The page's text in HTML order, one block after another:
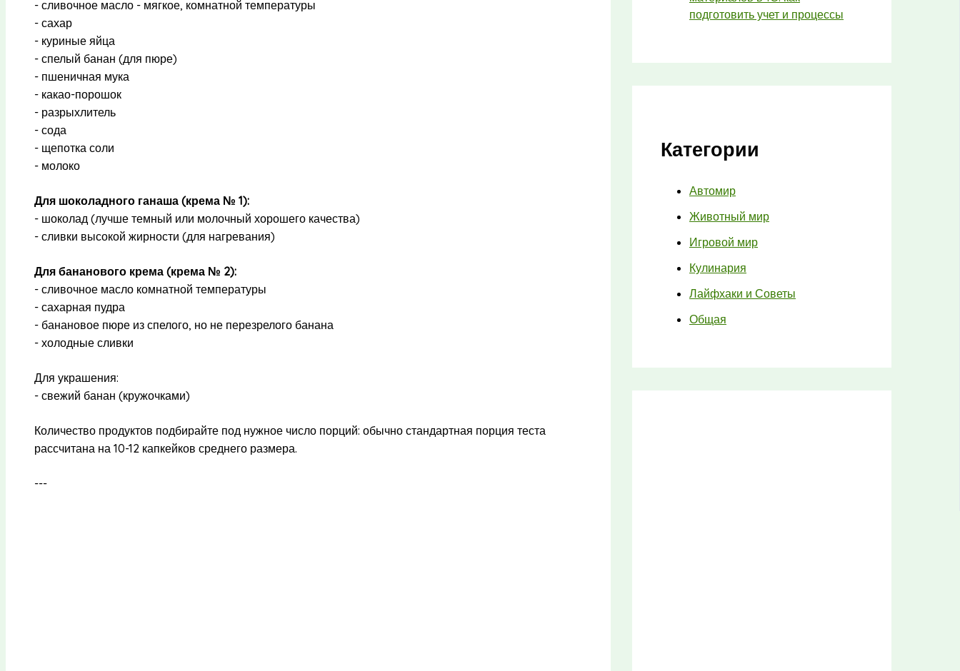
- сливочное масло - мягкое, комнатной температуры
- сахар
- куриные яйца
- спелый банан (для пюре)
- пшеничная мука
- какао-порошок
- разрыхлитель
- сода
- щепотка соли
- молоко
Для шоколадного ганаша (крема № 1):
- шоколад (лучше темный или молочный хорошего качества)
- сливки высокой жирности (для нагревания)
Для бананового крема (крема № 2):
- сливочное масло комнатной температуры
- сахарная пудра
- банановое пюре из спелого, но не перезрелого банана
- холодные сливки
Для украшения:
- свежий банан (кружочками)
Количество продуктов подбирайте под нужное число порций: обычно стандартная порция теста
рассчитана на 10-12 капкейков среднего размера.
---
подготовить учет и процессы
Категории
Автомир
Животный мир
Игровой мир
Кулинария
Лайфхаки и Советы
Общая